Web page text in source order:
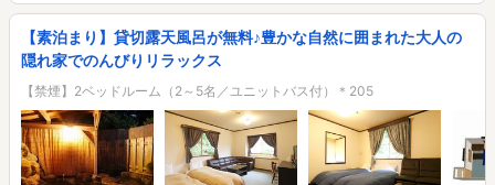
【素泊まり】貸切露天風呂が無料♪豊かな自然に囲まれた大人の
隠れ家でのんびりリラックス
【禁煙】2ベッドルーム（2～5名／ユニットバス付）＊205